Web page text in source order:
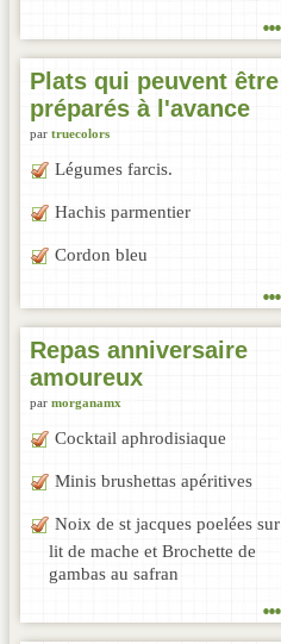
...
Plats qui peuvent être
préparés à l'avance
par truecolors
Légumes farcis.
Hachis parmentier
Cordon bleu
...
Repas anniversaire
amoureux
par morganamx
Cocktail aphrodisiaque
Minis brushettas apéritives
Noix de st jacques poelées sur
lit de mache et Brochette de
gambas au safran
...